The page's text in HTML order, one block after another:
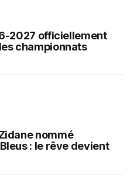
2027 officiellement
championnats
nommé
: le rêve devient